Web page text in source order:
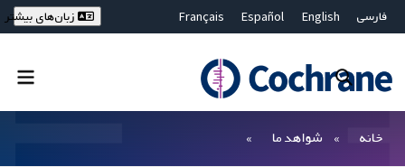
فارسی English
Español
Français
Bahasa Malaysia
ไทย
繁體中文
زبان‌های بیشتر
خانه شواهد ما